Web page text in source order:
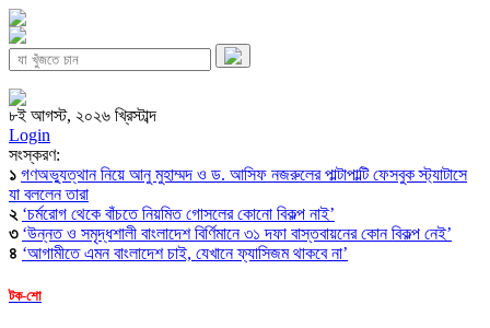
৮ই আগস্ট, ২০২৬ খ্রিস্টাব্দ
Login
সংস্করণ:
১ গণঅভ্যুত্থান নিয়ে আনু মুহাম্মদ ও ড. আসিফ নজরুলের পাল্টাপাল্টি ফেসবুক স্ট্যাটাসে
যা বললেন তারা
২ ‘চর্মরোগ থেকে বাঁচতে নিয়মিত গোসলের কোনো বিকল্প নাই’
৩ ‘উন্নত ও সমৃদ্ধশালী বাংলাদেশ বির্ণিমানে ৩১ দফা বাস্তবায়নের কোন বিকল্প নেই’
৪ ‘আগামীতে এমন বাংলাদেশ চাই, যেখানে ফ্যাসিজম থাকবে না’
টক-শো